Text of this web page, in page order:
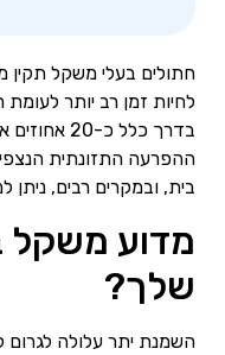
חתולים בעלי משקל תקין
לחיות זמן רב יותר
בדרך כלל
ההפרעה התזונתית
בית, ובמקרים רבים, ניתן
מדוע משקל
שלך?
השמנת יתר עלולה לגרום